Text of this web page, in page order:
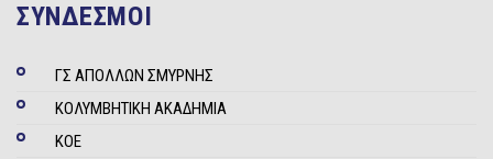
ΣΥΝΔΕΣΜΟΙ
ΓΣ ΑΠΟΛΛΩΝ ΣΜΥΡΝΗΣ
ΚΟΛΥΜΒΗΤΙΚΗ ΑΚΑΔΗΜΙΑ
ΚΟΕ